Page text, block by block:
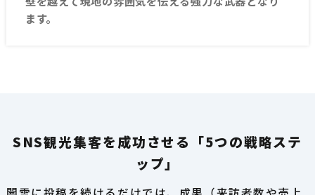
ます。
SNS観光集客を成功させる「5つの戦略ステ
ップ」